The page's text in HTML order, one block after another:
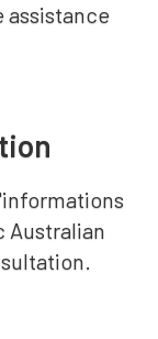
assistance
Australian